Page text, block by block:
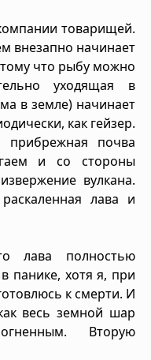
товарищей.
внезапно начинает
что рыбу можно
уходящая в
в земле) начинает
как гейзер.
прибрежная почва
и со стороны
вулкана.
лава и
лава полностью
панике, хотя я, при
к смерти. И
весь земной шар
Вторую